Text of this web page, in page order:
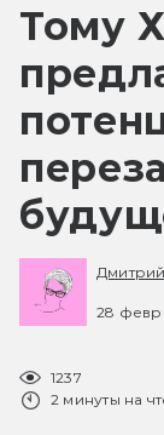
Тому
28
1237
2 минуты на